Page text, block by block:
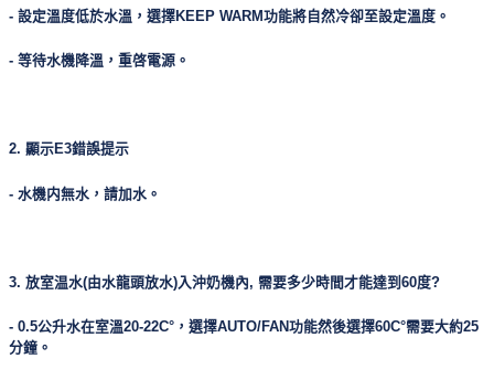
- 設定溫度低於水溫，選擇KEEP WARM功能將自然冷卻至設定溫度。
- 等待水機降溫，重啓電源。
2. 顯示E3錯誤提示
- 水機内無水，請加水。
3. 放室温水(由水龍頭放水)入沖奶機內, 需要多少時間才能達到60度?
- 0.5公升水在室溫20-22C°，選擇AUTO/FAN功能然後選擇60C°需要大約25
分鐘。